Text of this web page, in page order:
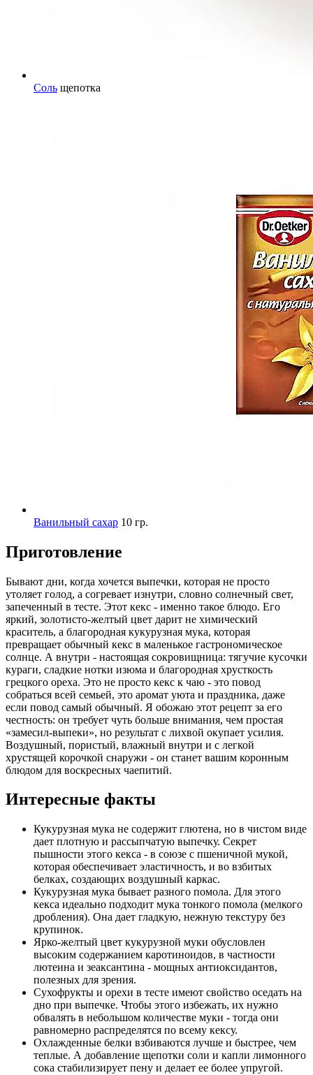
Соль щепотка
Ванильный сахар 10 гр.
Приготовление
Бывают дни, когда хочется выпечки, которая не просто
утоляет голод, а согревает изнутри, словно солнечный свет,
запеченный в тесте. Этот кекс - именно такое блюдо. Его
яркий, золотисто-желтый цвет дарит не химический
краситель, а благородная кукурузная мука, которая
превращает обычный кекс в маленькое гастрономическое
солнце. А внутри - настоящая сокровищница: тягучие кусочки
кураги, сладкие нотки изюма и благородная хрусткость
грецкого ореха. Это не просто кекс к чаю - это повод
собраться всей семьей, это аромат уюта и праздника, даже
если повод самый обычный. Я обожаю этот рецепт за его
честность: он требует чуть больше внимания, чем простая
«замесил-выпеки», но результат с лихвой окупает усилия.
Воздушный, пористый, влажный внутри и с легкой
хрустящей корочкой снаружи - он станет вашим коронным
блюдом для воскресных чаепитий.
Интересные факты
Кукурузная мука не содержит глютена, но в чистом виде
дает плотную и рассыпчатую выпечку. Секрет
пышности этого кекса - в союзе с пшеничной мукой,
которая обеспечивает эластичность, и во взбитых
белках, создающих воздушный каркас.
Кукурузная мука бывает разного помола. Для этого
кекса идеально подходит мука тонкого помола (мелкого
дробления). Она дает гладкую, нежную текстуру без
крупинок.
Ярко-желтый цвет кукурузной муки обусловлен
высоким содержанием каротиноидов, в частности
лютеина и зеаксантина - мощных антиоксидантов,
полезных для зрения.
Сухофрукты и орехи в тесте имеют свойство оседать на
дно при выпечке. Чтобы этого избежать, их нужно
обвалять в небольшом количестве муки - тогда они
равномерно распределятся по всему кексу.
Охлажденные белки взбиваются лучше и быстрее, чем
теплые. А добавление щепотки соли и капли лимонного
сока стабилизирует пену и делает ее более упругой.